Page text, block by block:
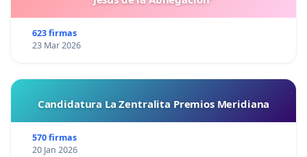
623 firmas
23 Mar 2026
Candidatura La Zentralita Premios Meridiana
570 firmas
20 Jan 2026